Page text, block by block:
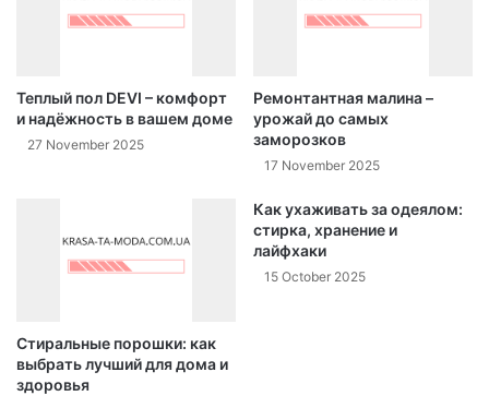
Теплый пол DEVI – комфорт
и надёжность в вашем доме
27 November 2025
Ремонтантная малина –
урожай до самых
заморозков
17 November 2025
Стиральные порошки: как
выбрать лучший для дома и
здоровья
Как ухаживать за одеялом:
стирка, хранение и
лайфхаки
15 October 2025